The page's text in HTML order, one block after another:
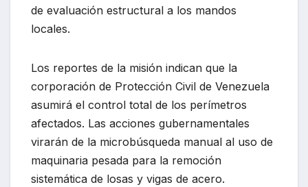
de evaluación estructural a los mandos
locales.
Los reportes de la misión indican que la
corporación de Protección Civil de Venezuela
asumirá el control total de los perímetros
afectados. Las acciones gubernamentales
virarán de la microbúsqueda manual al uso de
maquinaria pesada para la remoción
sistemática de losas y vigas de acero.